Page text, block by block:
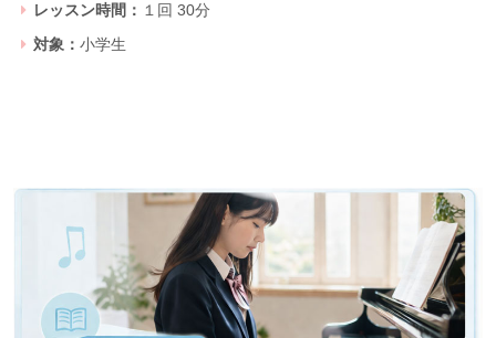
レッスン時間： １回 30分
対象： 小学生